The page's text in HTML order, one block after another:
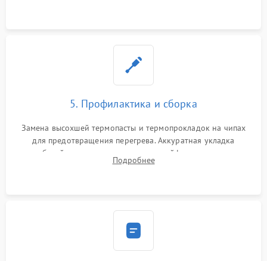
5. Профилактика и сборка
Замена высохшей термопасты и термопрокладок на чипах
для предотвращения перегрева. Аккуратная укладка
кабелей, подключение хрупких шлейфов матрицы и
надежная фиксация всех элементов внутри корпуса
Подробнее